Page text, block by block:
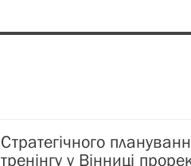
Стратегічного
тренінгу у Вінниці